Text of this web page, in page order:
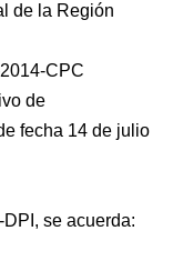
de la Región
CPC
de
fecha 14 de julio
se acuerda: